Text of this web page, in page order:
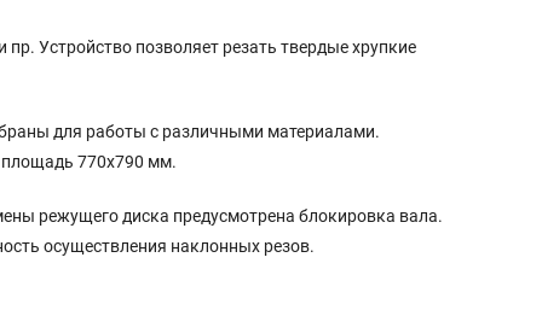
Устройство позволяет резать твердые хрупкие
для работы с различными материалами.
площадь 770х790 мм.
режущего диска предусмотрена блокировка вала.
осуществления наклонных резов.